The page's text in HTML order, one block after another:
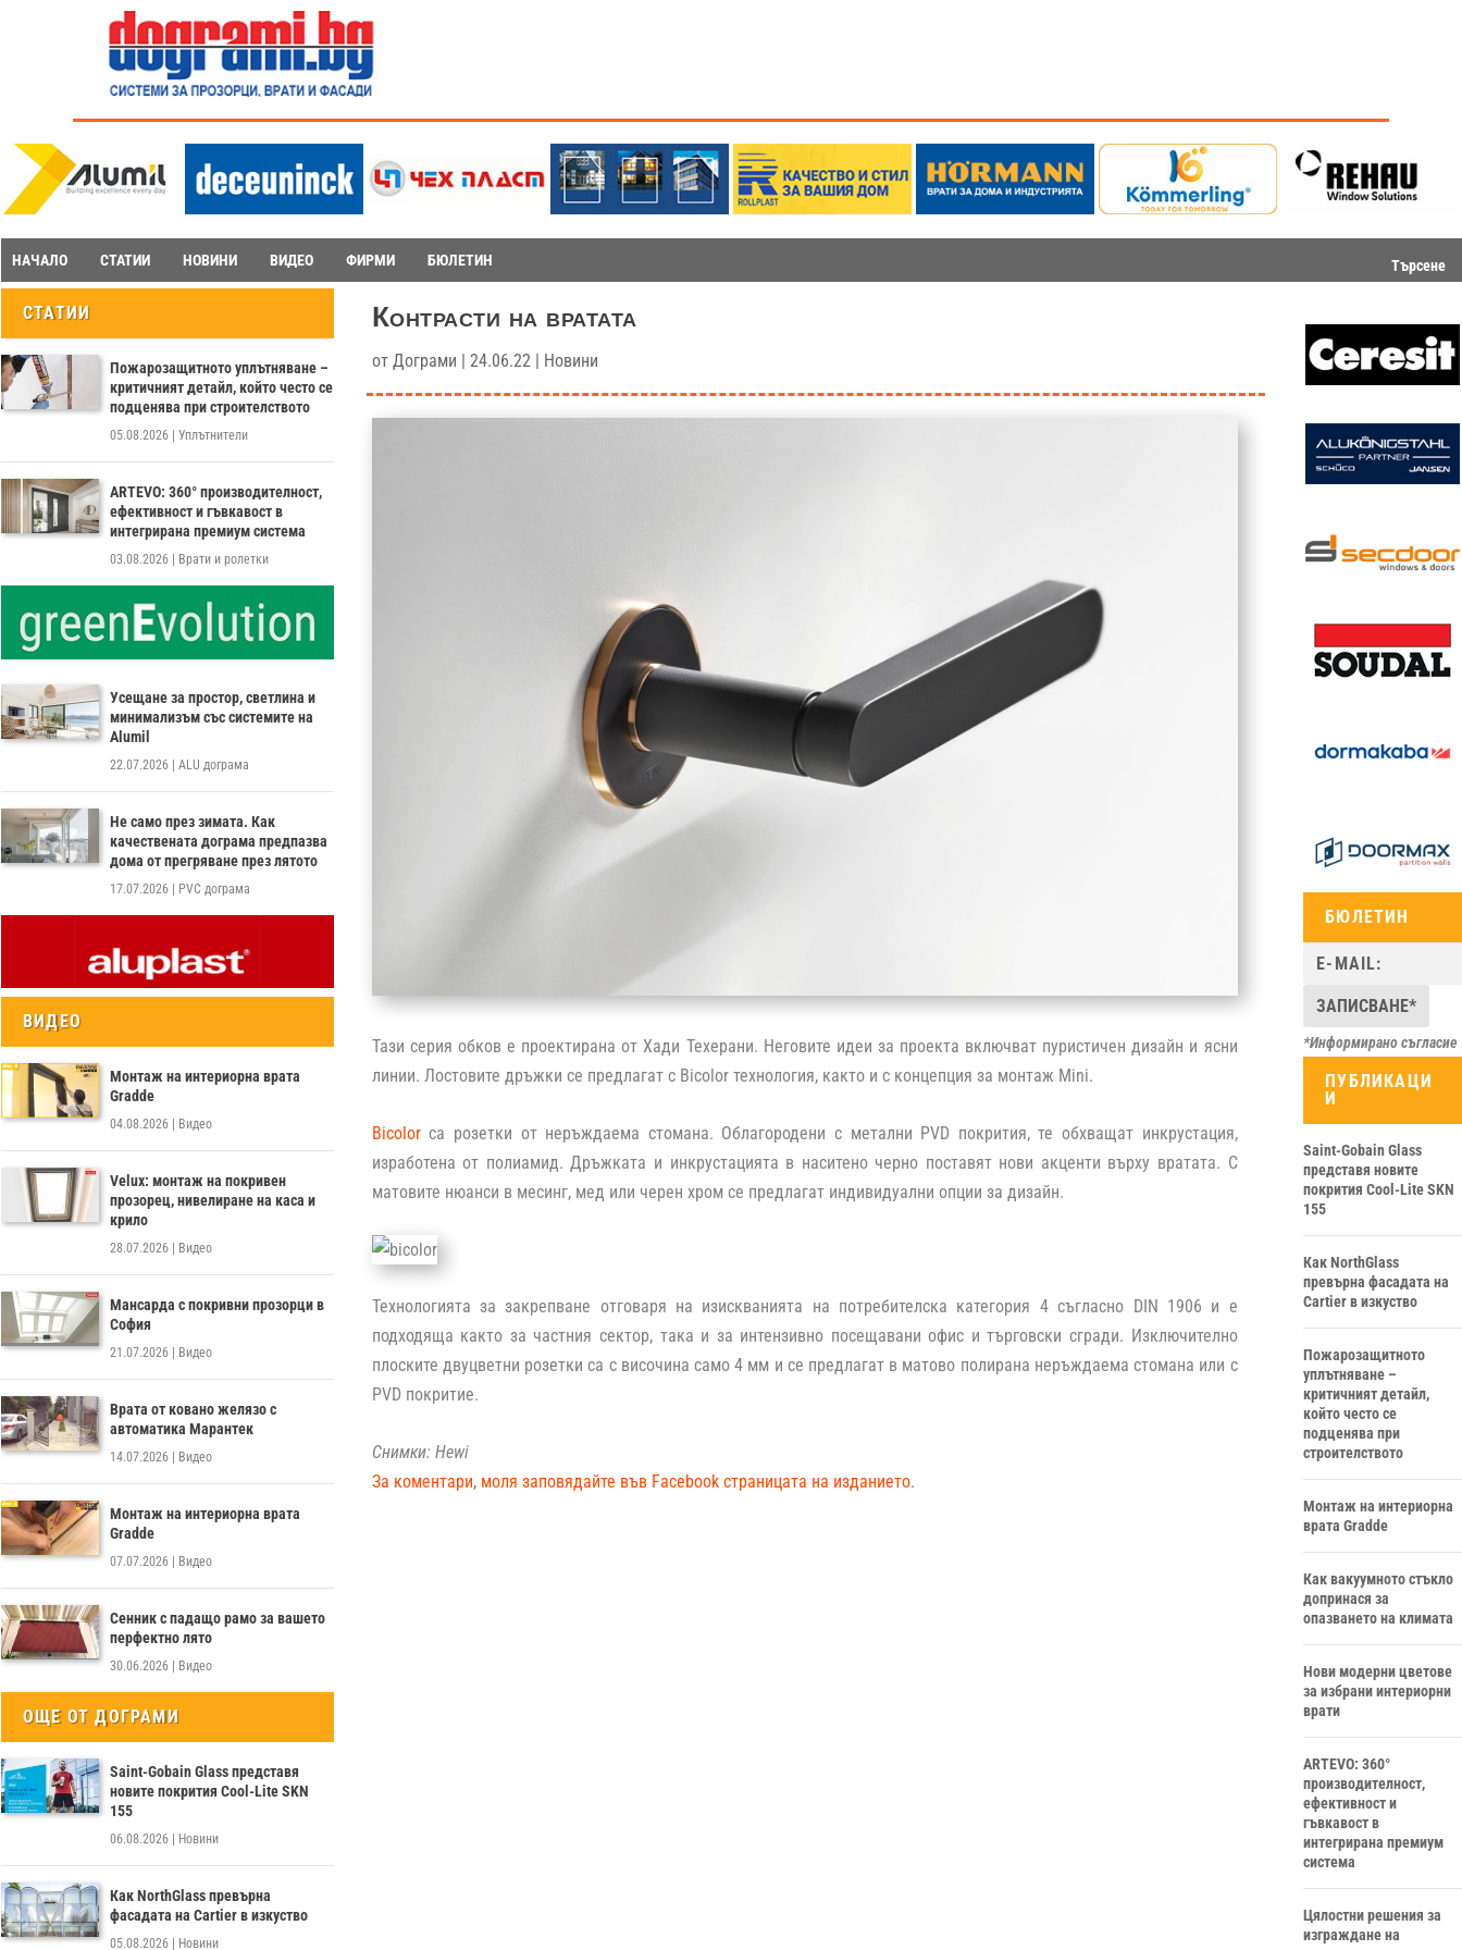
НАЧАЛО СТАТИИ НОВИНИ ВИДЕО ФИРМИ БЮЛЕТИН Търсене
СТАТИИ
Пожарозащитното уплътняване –
критичният детайл, който често се
подценява при строителството
05.08.2026 Уплътнители
ARTEVO: 360° производителност,
ефективност и гъвкавост в
интегрирана премиум система
03.08.2026 Врати и ролетки
Усещане за простор, светлина и
минимализъм със системите на
Alumil
22.07.2026 | ALU дограма
Не само през зимата. Как
качествената дограма предпазва
дома от прегряване през лятото
17.07.2026 | PVC дограма
ВИДЕО
Монтаж на интериорна врата
Gradde
04.08.2026 Видео
Velux: монтаж на покривен
прозорец, нивелиране на каса и
крило
28.07.2026 Видео
Мансарда с покривни прозорци в
София
21.07.2026 Видео
Врата от ковано желязо с
автоматика Марантек
14.07.2026 Видео
Монтаж на интериорна врата
Gradde
07.07.2026 Видео
Сенник с падащо рамо за вашето
перфектно лято
30.06.2026 Видео
ОЩЕ ОТ ДОГРАМИ
Saint-Gobain Glass представя
новите покрития Cool-Lite SKN
155
06.08.2026 Новини
Как NorthGlass превърна
фасадата на Cartier в изкуство
05.08.2026 Новини
Контрасти на вратата
от Дограми | 24.06.22| Новини
Тази серия обков е проектирана от Хади Техерани. Неговите идеи за проекта включват пуристичен дизайн и ясни
линии. Лостовите дръжки се предлагат с Bicolor технология, както и с концепция за монтаж Mini.
Bicolorса розетки от неръждаема стомана. Облагородени с метални PVD покрития, те обхващат инкрустация,
изработена от полиамид. Дръжката и инкрустацията в наситено черно поставят нови акценти върху вратата. С
матовите нюанси в месинг, мед или черен хром се предлагат индивидуални опции за дизайн.
Технологията за закрепване отговаря на изискванията на потребителска категория 4 съгласно DIN 1906 и е
подходяща както за частния сектор, така и за интензивно посещавани офис и търговски сгради. Изключително
плоските двуцветни розетки са с височина само 4 мм и се предлагат в матово полирана неръждаема стомана или с
PVD покритие.
Снимки: Hewi
За коментари, моля заповядайте във Facebook страницата на изданието.
БЮЛЕТИН
*Информирано съгласие
ПУБЛИКАЦИ
И
Saint-Gobain Glass
представя новите
покрития Cool-Lite SKN
155
Как NorthGlass
превърна фасадата на
Cartier в изкуство
Пожарозащитното
уплътняване –
критичният детайл,
който често се
подценява при
строителството
Монтаж на интериорна
врата Gradde
Как вакуумното стъкло
допринася за
опазването на климата
Нови модерни цветове
за избрани интериорни
врати
ARTEVO: 360°
производителност,
ефективност и
гъвкавост в
интегрирана премиум
система
Цялостни решения за
изграждане на